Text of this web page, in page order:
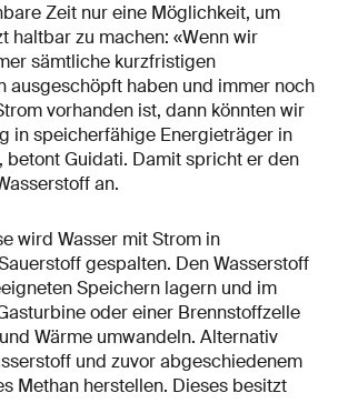
Zeit nur eine Möglichkeit, um
haltbar zu machen: «Wenn wir
sämtliche kurzfristigen
ausgeschöpft haben und immer noch
vorhanden ist, dann könnten wir
in speicherfähige Energieträger in
betont Guidati. Damit spricht er den
an.
wird Wasser mit Strom in
gespalten. Den Wasserstoff
Speichern lagern und im
oder einer Brennstoffzelle
Wärme umwandeln. Alternativ
und zuvor abgeschiedenem
Methan herstellen. Dieses besitzt